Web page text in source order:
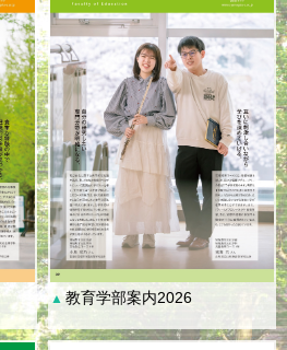
▲ 教育学部案内2026